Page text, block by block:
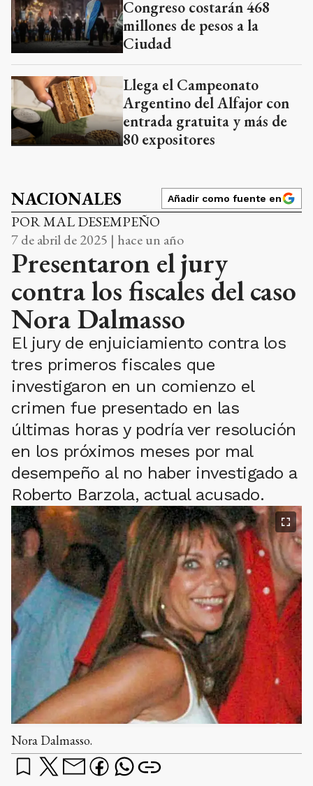
Congreso costarán 468
millones de pesos a la
Ciudad
Llega el Campeonato
Argentino del Alfajor con
entrada gratuita y más de
80 expositores
NACIONALES Añadir como fuente en
POR MAL DESEMPEÑO
7 de abril de 2025 | hace un año
Presentaron el jury
contra los fiscales del caso
Nora Dalmasso
El jury de enjuiciamiento contra los
tres primeros fiscales que
investigaron en un comienzo el
crimen fue presentado en las
últimas horas y podría ver resolución
en los próximos meses por mal
desempeño al no haber investigado a
Roberto Barzola, actual acusado.
Nora Dalmasso.